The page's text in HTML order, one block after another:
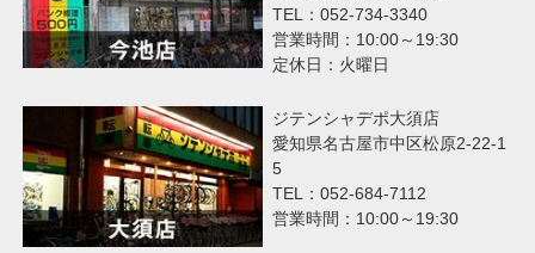
TEL：052-734-3340
営業時間：10:00～19:30
定休日：火曜日
ジテンシャデポ大須店
愛知県名古屋市中区松原2-22-1
5
TEL：052-684-7112
営業時間：10:00～19:30